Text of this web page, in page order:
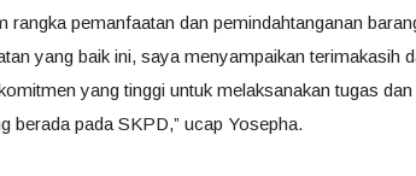
rangka pemanfaatan dan pemindahtanganan
yang baik ini, saya menyampaikan terimakasih
yang tinggi untuk melaksanakan tugas
berada pada SKPD,” ucap Yosepha.